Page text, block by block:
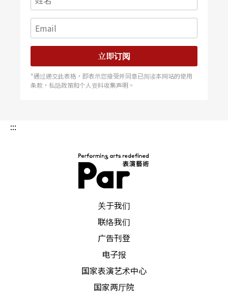
立即订阅
*通过递交此表格，即表示您接受并同意已阅读本网站的使用
条款，私隐政策和个人资料收集声明。
:::
关于我们
联络我们
广告刊登
电子报
国家表演艺术中心
国家两厅院